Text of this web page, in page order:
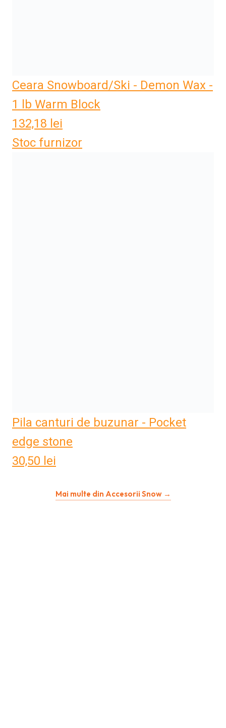
Ceara Snowboard/Ski - Demon Wax -
1 lb Warm Block
132,18 lei
Stoc furnizor
Pila canturi de buzunar - Pocket
edge stone
30,50 lei
Mai multe din Accesorii Snow →